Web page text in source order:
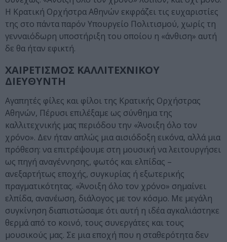
Η Κρατική Ορχήστρα Αθηνών εκφράζει τις ευχαριστίες
της στο πάντα παρόν Υπουργείο Πολιτισμού, χωρίς τη
γενναιόδωρη υποστήριξη του οποίου η «άνθιση» αυτή
δε θα ήταν εφικτή.
ΧΑΙΡΕΤΙΣΜΟΣ ΚΑΛΛΙΤΕΧΝΙΚΟΥ
ΔΙΕΥΘΥΝΤΗ
Αγαπητές φίλες και φίλοι της Κρατικής Ορχήστρας
Αθηνών, Πέρυσι επιλέξαμε ως σύνθημα της
καλλιτεχνικής μας περιόδου την «Άνοιξη όλο τον
χρόνο». Δεν ήταν απλώς μια αισιόδοξη εικόνα, αλλά μια
πρόθεση: να επιτρέψουμε στη μουσική να λειτουργήσει
ως πηγή αναγέννησης, φωτός και ελπίδας –
ανεξαρτήτως εποχής, συγκυρίας ή εξωτερικής
πραγματικότητας. «Άνοιξη όλο τον χρόνο» σημαίνει
ελπίδα, ανανέωση, διάλογος με τον κόσμο. Με μεγάλη
συγκίνηση διαπιστώσαμε ότι αυτή η ιδέα αγκαλιάστηκε
θερμά από το κοινό, τους συνεργάτες και τους
μουσικούς μας. Σε μια εποχή που η σταθερότητα δεν